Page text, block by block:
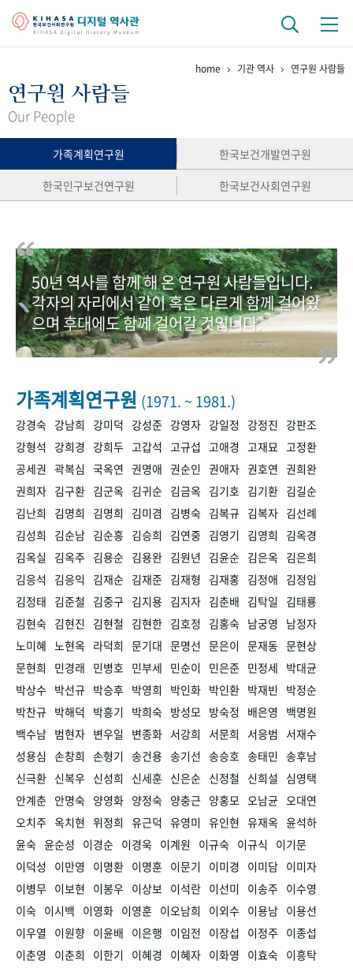
걸어온 길 기관 변천사
연구 역사
정책과 연구 키워드로 보는 연구 역사
연구자들
간행물 변천사
기록물 아카이브
사진 아카이브 문서 기록물 행정박물 영상 기록물
50+1주년 기념
+1
VR 역사관
home 기관 역사 연구원 사람들
연구원 사람들
Our People
가족계획연구원
한국보건개발연구원
한국인구보건연구원
한국보건사회연구원
50년 역사를 함께 해 온 연구원 사람들입니다.
각자의 자리에서 같이 혹은 다르게 함께 걸어왔
으며 후대에도 함께 걸어갈 것입니다.
가족계획연구원 (1971. ~ 1981.)
강경숙 강남희 강미덕 강성준 강영자 강일정 강정진
강판조
강형석
강희경 강희두 고갑석 고규섭 고애경 고재묘 고정환
공세권 곽복심 국옥연 권명애 권순인 권애자 권호연 권희완
권희자 김구환 김군옥 김귀순 김금옥 김기호 김기환 김길순
김난희
김명희 김명희 김미겸 김병숙 김복규 김복자 김선례
김성희
김순남 김순흥 김승희 김연중 김영기 김영희
김옥경
김옥실
김옥주 김용순 김용완 김원년 김윤순 김은옥 김은희
김응석
김응익 김재순 김재준 김재형 김재홍 김정애 김정임
김정태 김준철 김중구 김지용 김지자 김춘배 김탁일
김태룡
김현숙 김현진 김현철 김현한 김호정 김홍숙 남궁영
남정자
노미혜 노현옥 라덕희 문기대 문명선 문은이 문재동 문현상
문현희
민경래 민병호 민부세 민순이 민은준 민정세 박대균
박상수 박선규 박승후 박영희 박인화 박인환 박재빈
박정순
박찬규 박해덕 박흥기 박희숙 방성모 방숙정 배은영
백명원
백수남 범현자 변우일 변종화 서강희 서문희 서응범
서재수
성용심 손창희 손형기 송건용 송기선 송승호 송태민 송후남
신극환 신복우 신성희 신세훈 신은순 신정철 신희설
심영택
안계춘 안명숙 양영화 양정숙 양충근 양홍모 오남균 오대연
오치주 옥치현 위정희 유근덕 유영미 유인현 유재옥 윤석하
윤숙 윤순성 이경순 이경욱 이계원 이규숙 이규식
이기문
이덕성
이만영 이명환 이명훈 이문기 이미경 이미담 이미자
이병무 이보현 이봉우 이상보 이석란 이선미 이송주 이수영
이숙 이시백 이영화 이영훈 이오남희 이외수 이용남 이용선
이우열
이원향 이윤배 이은행 이임전 이장섭 이정주 이종섭
이춘영
이춘희 이한기 이혜경 이혜자 이화영 이효숙 이흥탁